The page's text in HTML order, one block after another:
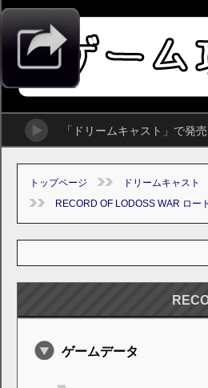
「ドリームキャスト」で発
トップページ ドリームキャスト
RECORD OF LODOSS WAR ロー
ゲームデータ